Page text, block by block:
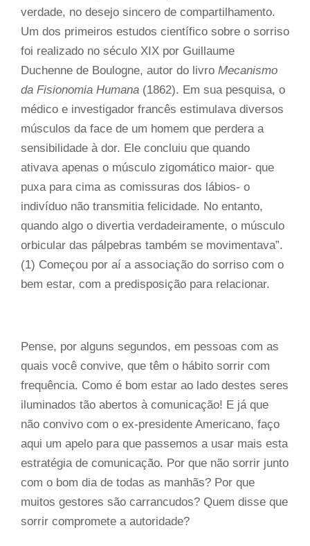
verdade, no desejo sincero de compartilhamento.
Um dos primeiros estudos científico sobre o sorriso
foi realizado no século XIX por Guillaume
Duchenne de Boulogne, autor do livro Mecanismo
da Fisionomia Humana (1862). Em sua pesquisa, o
médico e investigador francês estimulava diversos
músculos da face de um homem que perdera a
sensibilidade à dor. Ele concluiu que quando
ativava apenas o músculo zigomático maior- que
puxa para cima as comissuras dos lábios- o
indivíduo não transmitia felicidade. No entanto,
quando algo o divertia verdadeiramente, o músculo
orbicular das pálpebras também se movimentava”.
(1) Começou por aí a associação do sorriso com o
bem estar, com a predisposição para relacionar.
Pense, por alguns segundos, em pessoas com as
quais você convive, que têm o hábito sorrir com
frequência. Como é bom estar ao lado destes seres
iluminados tão abertos à comunicação! E já que
não convivo com o ex-presidente Americano, faço
aqui um apelo para que passemos a usar mais esta
estratégia de comunicação. Por que não sorrir junto
com o bom dia de todas as manhãs? Por que
muitos gestores são carrancudos? Quem disse que
sorrir compromete a autoridade?